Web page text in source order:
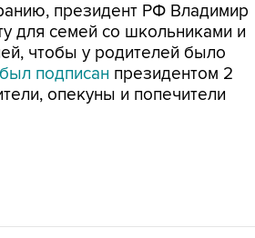
президент РФ Владимир
для семей со школьниками и
чтобы у родителей было
был подписан президентом 2
опекуны и попечители